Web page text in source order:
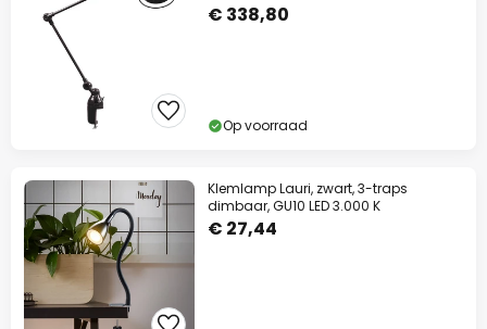
€ 338,80
Op voorraad
Klemlamp Lauri, zwart, 3-traps
dimbaar, GU10 LED 3.000 K
€ 27,44